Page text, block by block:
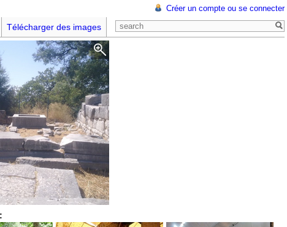
Créer un compte ou se connecter
Télécharger des images